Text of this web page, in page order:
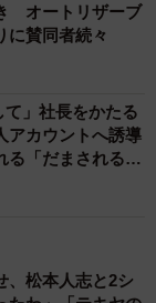
オートリザーブ
に賛同者続々
て」社長をかたる
カウントへ誘導
「だまされる前
、松本人志と2シ